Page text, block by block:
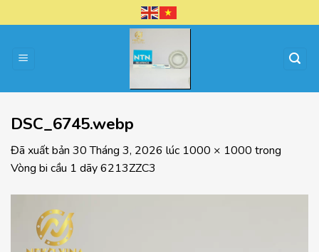
đến
dung
DSC_6745.webp
Đã xuất bản 30 Tháng 3, 2026 lúc 1000 × 1000 trong
Vòng bi cầu 1 dãy 6213ZZC3